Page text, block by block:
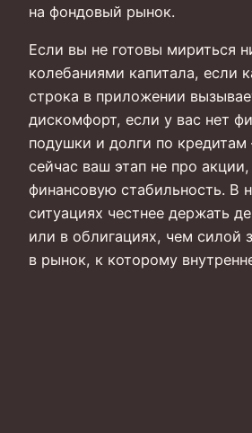
на фондовый рынок.
Если вы не готовы мириться
колебаниями капитала, если
строка в приложении
дискомфорт, если у вас нет
подушки и долги по
сейчас ваш этап не про
финансовую стабильность. В
ситуациях честнее держать
или в облигациях, чем силой
в рынок, к которому